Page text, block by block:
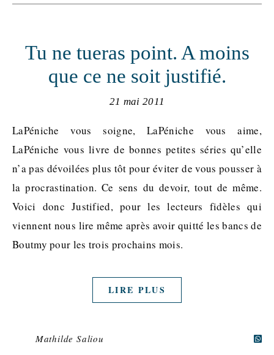
Tu ne tueras point. A moins
que ce ne soit justifié.
21 mai 2011
LaPéniche vous soigne, LaPéniche vous aime,
LaPéniche vous livre de bonnes petites séries qu’elle
n’a pas dévoilées plus tôt pour éviter de vous pousser à
la procrastination. Ce sens du devoir, tout de même.
Voici donc Justified, pour les lecteurs fidèles qui
viennent nous lire même après avoir quitté les bancs de
Boutmy pour les trois prochains mois.
LIRE PLUS
Mathilde Saliou